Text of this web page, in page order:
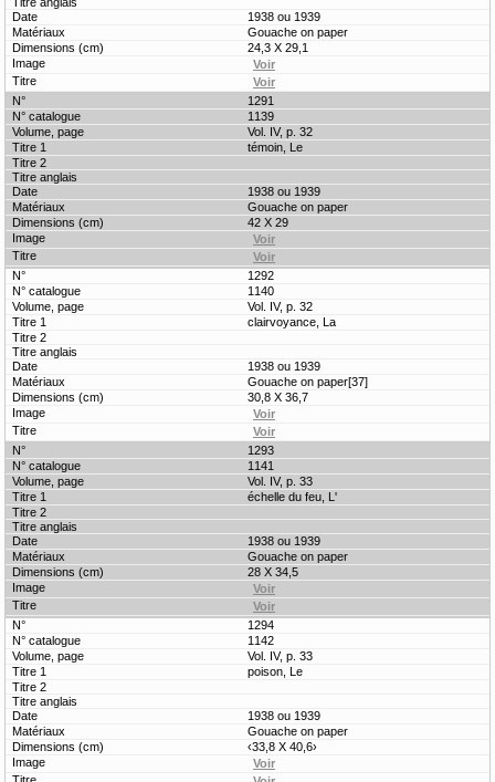
1938 ou 1939
Gouache on paper
24,3 X 29,1
1291
1139
Vol. IV, p. 32
témoin, Le
1938 ou 1939
Gouache on paper
42 X 29
1292
1140
Vol. IV, p. 32
clairvoyance, La
1938 ou 1939
Gouache on paper[37]
30,8 X 36,7
1293
1141
Vol. IV, p. 33
échelle du feu, L'
1938 ou 1939
Gouache on paper
28 X 34,5
1294
1142
Vol. IV, p. 33
poison, Le
1938 ou 1939
Gouache on paper
‹33,8 X 40,6›